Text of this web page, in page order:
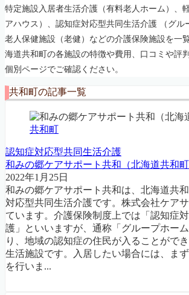
特定施設入居者生活介護（有料老人ホーム）、
アハウス）、認知症対応型共同生活介護 （グル
老人保健施設（老健）などの介護保険施設を一
海道共和町の各施設の特徴や費用、口コミや評
個別ページでご確認ください。
共和町の記事一覧
共和町
認知症対応型共同生活介護
和みの郷ケアサポート共和（北海道共和町
2022年1月25日
和みの郷ケアサポート共和は、北海道共
対応型共同生活介護です。株式会社ケア
ています。介護保険制度上では「認知症
護」といいますが、通称「グループホー
り、地域の認知症の住民が入ることがで
生活施設です。入居したい場合には、ま
を行いま...